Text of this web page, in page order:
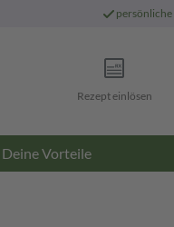
persönliche
Rezept einlösen
Deine Vorteile